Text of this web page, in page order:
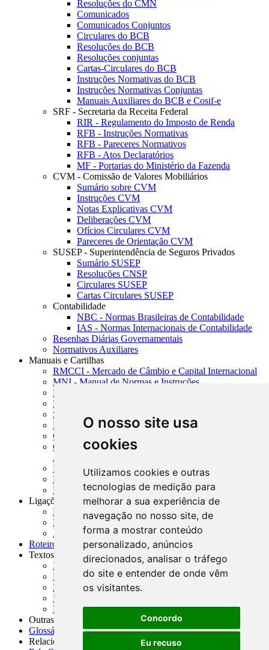
O nosso site usa
cookies
Utilizamos cookies e outras
tecnologias de medição para
melhorar a sua experiência de
navegação no nosso site, de
forma a mostrar conteúdo
personalizado, anúncios
direcionados, analisar o tráfego
do site e entender de onde vêm
os visitantes.
Concordo
Eu recuso
Resoluções do CMN
Comunicados
Comunicados Conjuntos
Circulares do BCB
Resoluções do BCB
Resoluções conjuntas
Cartas-Circulares do BCB
Instruções Normativas do BCB
Instruções Normativas Conjuntas
Manuais Auxiliares do BCB e Cosif-e
SRF - Secretaria da Receita Federal
RIR - Regulamento do Imposto de Renda
RFB - Instruções Normativas
RFB - Pareceres Normativos
RFB - Atos Declaratórios
MF - Portarias do Ministério da Fazenda
CVM - Comissão de Valores Mobiliários
Sumário sobre CVM
Instruções CVM
Notas Explicativas CVM
Deliberações CVM
Ofícios Circulares CVM
Pareceres de Orientação CVM
SUSEP - Superintendência de Seguros Privados
Sumário SUSEP
Resoluções CNSP
Circulares SUSEP
Cartas Circulares SUSEP
Contabilidade
NBC - Normas Brasileiras de Contabilidade
IAS - Normas Internacionais de Contabilidade
Resenhas Diárias Governamentais
Normativos Auxiliares
Manuais e Cartilhas
RMCCI - Mercado de Câmbio e Capital Internacional
MNI - Manual de Normas e Instruções
MTVM - Manual de Títulos e Valores Mobiliários
MCR - Manual de Crédito Rural
SISORF - Manual de Organização do SFN
MASUP - Manual de Supervisão Bancária
CADOC - Catálogo de Documentos
CNAE-CONCLA - Classificação Nacional de
Atividades Econômicas
PMF - Cartilhas do BCB
Manuais Auxiliares do BCB e Cosif-e
Resenhas Diárias Governamentais
Ligações Externas
Links Úteis
Presidência da República
Agências Nacionais Reguladoras
Roteiros para Estudos
Textos
Índice de Textos
Editorial
Monografias
Na Imprensa
Fórum de Discussão
Outras ferramentas
Glossário
Relacionamento